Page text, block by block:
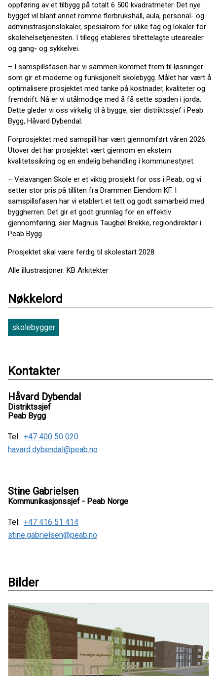
oppføring av et tilbygg på totalt 6 500 kvadratmeter. Det nye
bygget vil blant annet romme flerbrukshall, aula, personal- og
administrasjonslokaler, spesialrom for ulike fag og lokaler for
skolehelsetjenesten. I tillegg etableres tilrettelagte utearealer
og gang- og sykkelvei.
– I samspillsfasen har vi sammen kommet frem til løsninger
som gir et moderne og funksjonelt skolebygg. Målet har vært å
optimalisere prosjektet med tanke på kostnader, kvaliteter og
fremdrift. Nå er vi utålmodige med å få sette spaden i jorda.
Dette gleder vi oss virkelig til å bygge, sier distriktssjef i Peab
Bygg, Håvard Dybendal.
Forprosjektet med samspill har vært gjennomført våren 2026.
Utover det har prosjektet vært gjennom en ekstern
kvalitetssikring og en endelig behandling i kommunestyret.
– Veiavangen Skole er et viktig prosjekt for oss i Peab, og vi
setter stor pris på tilliten fra Drammen Eiendom KF. I
samspillsfasen har vi etablert et tett og godt samarbeid med
byggherren. Det gir et godt grunnlag for en effektiv
gjennomføring, sier Magnus Taugbøl Brekke, regiondirektør i
Peab Bygg.
Prosjektet skal være ferdig til skolestart 2028.
Alle illustrasjoner: KB Arkitekter
Nøkkelord
skolebygger
Kontakter
Håvard Dybendal
Distriktssjef
Peab Bygg
Tel: +47 400 50 020
havard.dybendal@peab.no
Stine Gabrielsen
Kommunikasjonssjef - Peab Norge
Tel: +47 416 51 414
stine.gabrielsen@peab.no
Bilder